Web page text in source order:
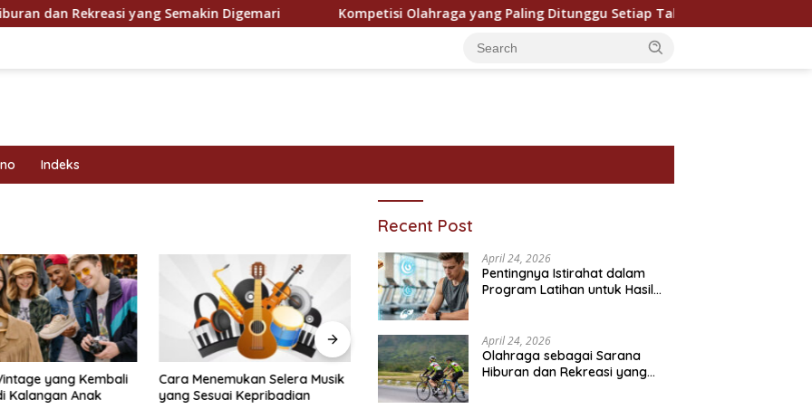
Rekreasi yang Semakin Digemari Kompetisi Olahraga yang Paling Ditunggu Setiap Tahun oleh Penggemar Dunia
Indeks
yang Kembali
Kalangan Anak
Cara Menemukan Selera Musik
yang Sesuai Kepribadian
Program Bantuan Sosial dan
Efektivitasnya
Pentingnya Pendidikan
Recent Post
April 24, 2026
Pentingnya Istirahat dalam
Program Latihan untuk Hasil
April 24, 2026
Olahraga sebagai Sarana
Hiburan dan Rekreasi yang